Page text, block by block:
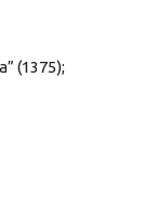
(1375);